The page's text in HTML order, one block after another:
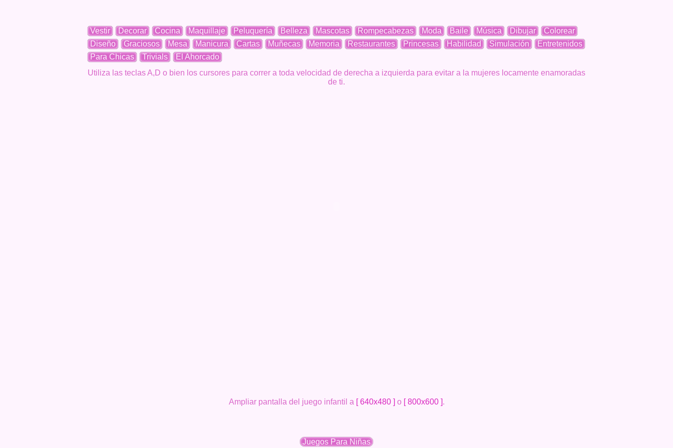
Vestir Decorar Cocina Maquillaje Peluquería Belleza Mascotas Rompecabezas Moda Baile Música Dibujar
Colorear
Diseño
Graciosos Mesa Manicura Cartas Muñecas Memoria Restaurantes Princesas Habilidad Simulación
Entretenidos
Para Chicas
Trivials
El Ahorcado
Utiliza las teclas A,D o bien los cursores para correr a toda velocidad de derecha a izquierda para evitar a la mujeres locamente enamoradas
de ti.
Ampliar pantalla del juego infantil a [ 640x480 ] o [ 800x600 ].
Juegos Para Niñas